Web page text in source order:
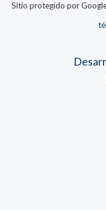
Sitio protegido por